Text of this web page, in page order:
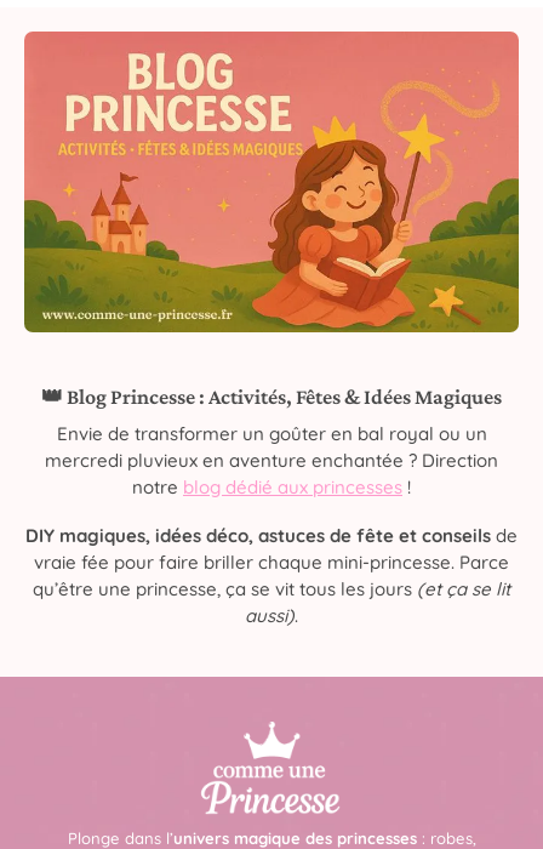
👑 Blog Princesse : Activités, Fêtes & Idées Magiques
Envie de transformer un goûter en bal royal ou un
mercredi pluvieux en aventure enchantée ? Direction
notre blog dédié aux princesses !
DIY magiques, idées déco, astuces de fête et conseils de
vraie fée pour faire briller chaque mini-princesse. Parce
qu’être une princesse, ça se vit tous les jours (et ça se lit
aussi).
Plonge dans l’univers magique des princesses: robes,